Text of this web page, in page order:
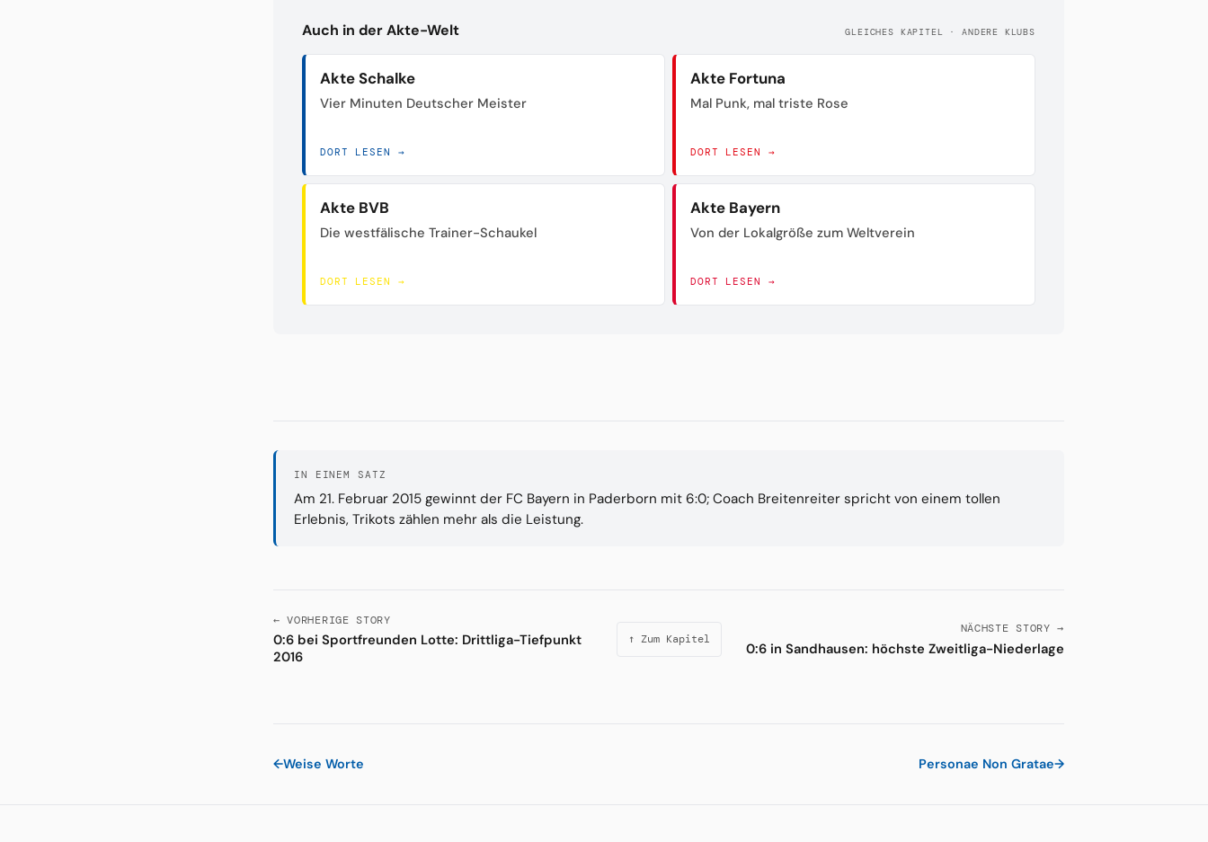
Auch in der Akte-Welt GLEICHES KAPITEL · ANDERE KLUBS
Akte Schalke
Vier Minuten Deutscher Meister
DORT LESEN →
Akte Fortuna
Mal Punk, mal triste Rose
DORT LESEN →
Akte BVB
Die westfälische Trainer-Schaukel
DORT LESEN →
Akte Bayern
Von der Lokalgröße zum Weltverein
DORT LESEN →
IN EINEM SATZ
Am 21. Februar 2015 gewinnt der FC Bayern in Paderborn mit 6:0; Coach Breitenreiter spricht von einem tollen
Erlebnis, Trikots zählen mehr als die Leistung.
← VORHERIGE STORY
0:6 bei Sportfreunden Lotte: Drittliga-Tiefpunkt
2016
↑ Zum Kapitel
NÄCHSTE STORY →
0:6 in Sandhausen: höchste Zweitliga-Niederlage
←Weise Worte Personae Non Gratae→